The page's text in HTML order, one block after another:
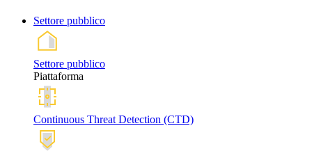
Settore pubblico
Settore pubblico
Piattaforma
Continuous Threat Detection (CTD)